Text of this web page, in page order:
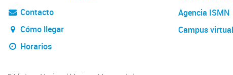
Contacto
Cómo llegar
Horarios
Agencia ISMN
Campus virtual